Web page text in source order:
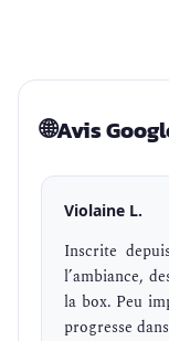
🌐Avis
Violaine L.
Inscrite
l’ambiance,
la box. Peu
progresse